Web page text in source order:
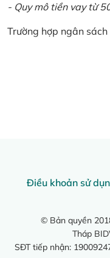
- Quy mô tiền vay từ
Trường hợp ngân
Điều khoản sử
© Bản quyền
Tháp
SĐT tiếp nhận: